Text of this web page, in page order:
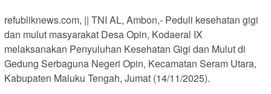
refubliknews.com, || TNI AL, Ambon,- Peduli kesehatan gigi
dan mulut masyarakat Desa Opin, Kodaeral IX
melaksanakan Penyuluhan Kesehatan Gigi dan Mulut di
Gedung Serbaguna Negeri Opin, Kecamatan Seram Utara,
Kabupaten Maluku Tengah, Jumat (14/11/2025).